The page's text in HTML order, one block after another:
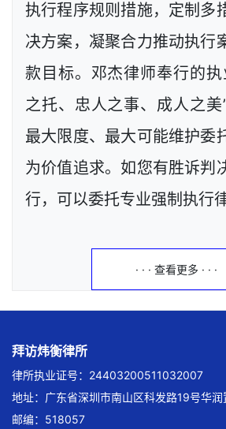
执行程序规则措施，定制多
决方案，凝聚合力推动执行
款目标。邓杰律师奉行的执
之托、忠人之事、成人之
最大限度、最大可能维护委
为价值追求。如您有胜诉判
行，可以委托专业强制执行
· · · 查看更多 · · ·
拜访炜衡律所
律所执业证号：24403200511032007
地址：广东省深圳市南山区科发路19号华
邮编：518057